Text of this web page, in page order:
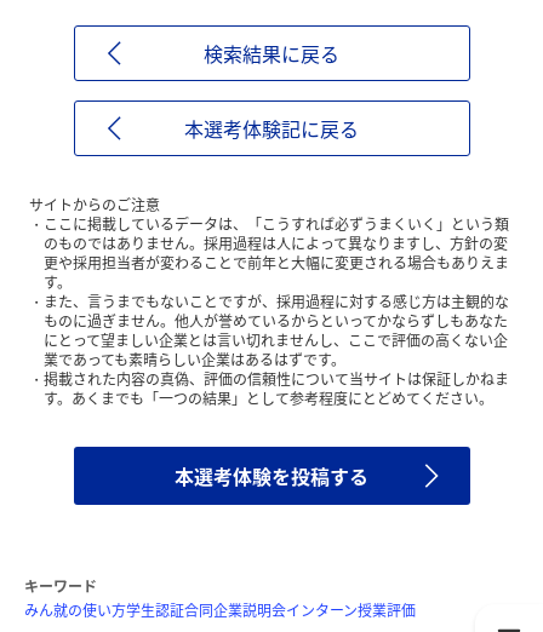
検索結果に戻る
本選考体験記に戻る
サイトからのご注意
ここに掲載しているデータは、「こうすれば必ずうまくいく」という類
のものではありません。採用過程は人によって異なりますし、方針の変
更や採用担当者が変わることで前年と大幅に変更される場合もありえま
す。
また、言うまでもないことですが、採用過程に対する感じ方は主観的な
ものに過ぎません。他人が誉めているからといってかならずしもあなた
にとって望ましい企業とは言い切れませんし、ここで評価の高くない企
業であっても素晴らしい企業はあるはずです。
掲載された内容の真偽、評価の信頼性について当サイトは保証しかねま
す。あくまでも「一つの結果」として参考程度にとどめてください。
本選考体験を投稿する
キーワード
みん就の使い方学生認証合同企業説明会インターン授業評価